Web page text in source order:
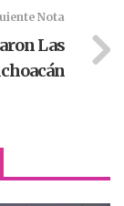
Nota
Las